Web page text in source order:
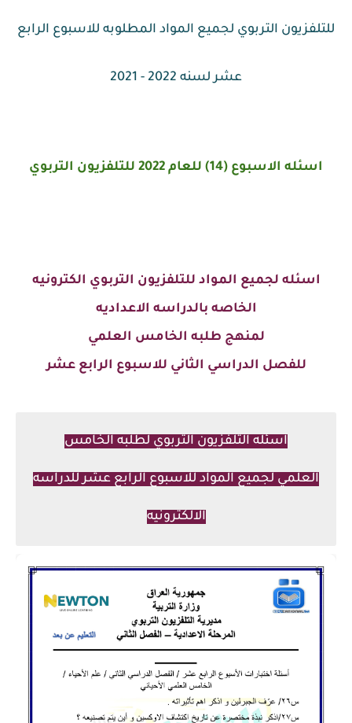
للتلفزيون التربوي لجميع المواد المطلوبه للاسبوع الرابع
عشر لسنه 2022 - 2021
اسئله الاسبوع (14) للعام 2022 للتلفزيون التربوي
اسئله لجميع المواد للتلفزيون التربوي الكترونيه
الخاصه بالدراسه الاعداديه
لمنهج طلبه الخامس العلمي
للفصل الدراسي الثاني للاسبوع الرابع عشر
اسئله التلفزيون التربوي لطلبه الخامس
العلمي لجميع المواد للاسبوع الرابع عشر للدراسه
الالكترونيه